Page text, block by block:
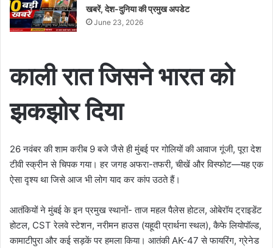
खबरें, देश-दुनिया की प्रमुख अपडेट
June 23, 2026
काली रात जिसने भारत को
झकझोर दिया
26 नवंबर की शाम करीब 9 बजे जैसे ही मुंबई पर गोलियों की आवाज गूंजी, पूरा देश
टीवी स्क्रीन से चिपक गया। हर जगह अफरा-तफरी, चीखें और विस्फोट—यह एक
ऐसा दृश्य था जिसे आज भी लोग याद कर कांप उठते हैं।
आतंकियों ने मुंबई के इन प्रमुख स्थानों- ताज महल पैलेस होटल, ओबेरॉय ट्राइडेंट
होटल, CST रेलवे स्टेशन, नरीमन हाउस (यहूदी प्रार्थना स्थल), कैफे लियोपॉल्ड,
कामाटीपुरा और कई सड़कें पर हमला किया। आतंकी AK-47 से फायरिंग, ग्रेनेड